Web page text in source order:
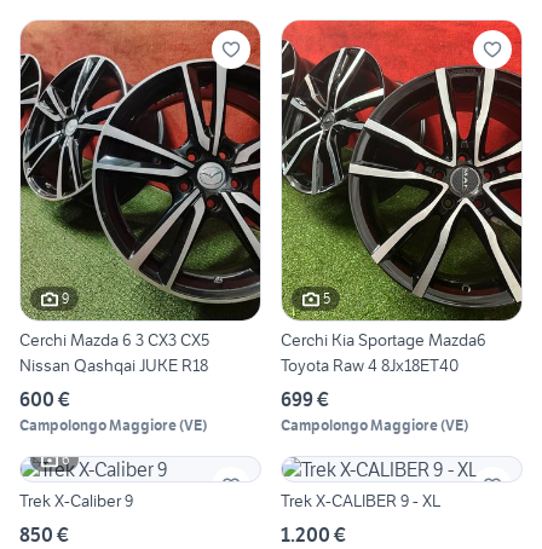
9
Cerchi Mazda 6 3 CX3 CX5
Nissan Qashqai JUKE R18
600 €
Campolongo Maggiore(VE)
5
Cerchi Kia Sportage Mazda6
Toyota Raw 4 8Jx18ET40
699 €
Campolongo Maggiore(VE)
6
Trek X-Caliber 9
850 €
Trek X-CALIBER 9 - XL
1.200 €